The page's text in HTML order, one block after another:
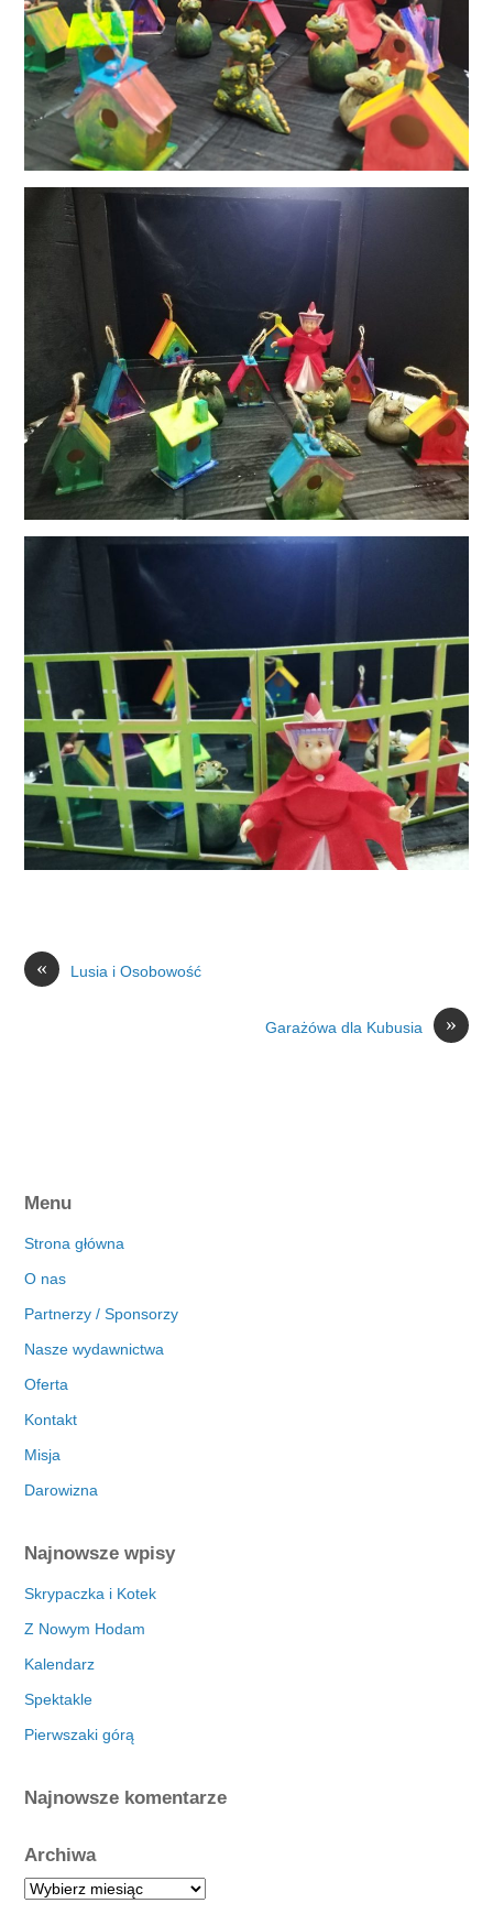
« Lusia i Osobowość
»
Garażówa dla Kubusia
Menu
Strona główna
O nas
Partnerzy / Sponsorzy
Nasze wydawnictwa
Oferta
Kontakt
Misja
Darowizna
Najnowsze wpisy
Skrypaczka i Kotek
Z Nowym Hodam
Kalendarz
Spektakle
Pierwszaki górą
Najnowsze komentarze
Archiwa
A